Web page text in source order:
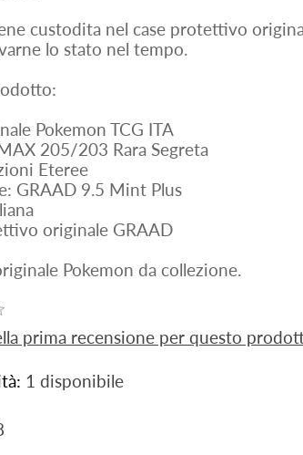
custodita nel case protettivo
lo stato nel tempo.
Pokemon TCG ITA
205/203 Rara Segreta
Eteree
GRAAD 9.5 Mint Plus
originale GRAAD
Pokemon da collezione.
prima recensione per questo
1 disponibile